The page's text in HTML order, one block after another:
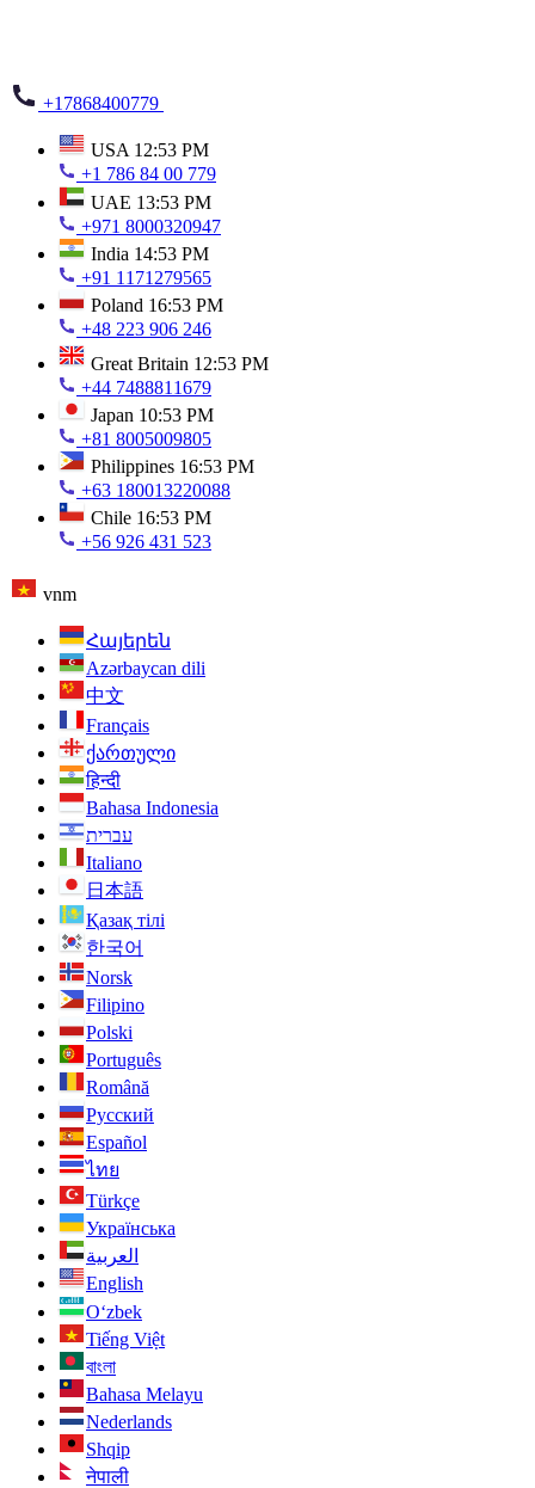
+17868400779
USA 12:53 PM
+1 786 84 00 779
UAE 13:53 PM
+971 8000320947
India 14:53 PM
+91 1171279565
Poland 16:53 PM
+48 223 906 246
Great Britain 12:53 PM
+44 7488811679
Japan 10:53 PM
+81 8005009805
Philippines 16:53 PM
+63 180013220088
Chile 16:53 PM
+56 926 431 523
vnm
Հայերեն
Azərbaycan dili
中文
Français
ქართული
हिन्दी
Bahasa Indonesia
עברית
Italiano
日本語
Қазақ тілі
한국어
Norsk
Filipino
Polski
Português
Română
Русский
Español
ไทย
Türkçe
Українська
العربية
English
O‘zbek
Tiếng Việt
বাংলা
Bahasa Melayu
Nederlands
Shqip
नेपाली